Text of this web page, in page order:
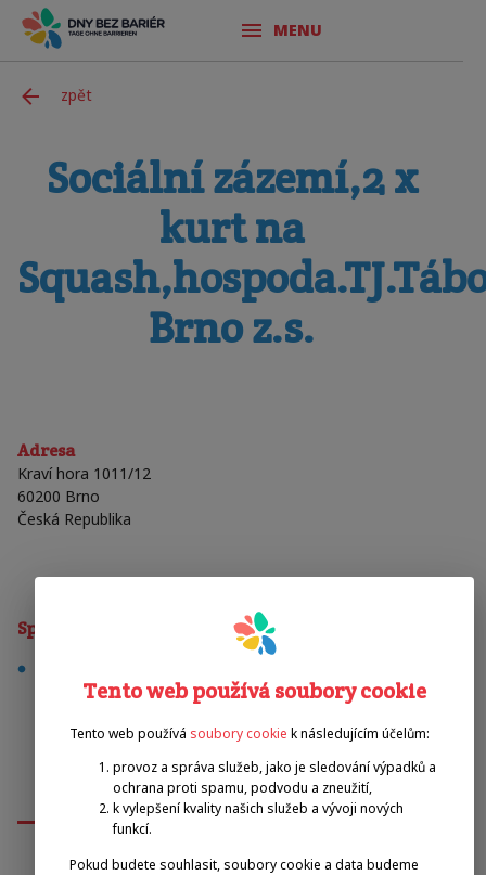
MENU
zpět
Sociální zázemí,2 x
kurt na
Brno z.s.
Adresa
Kraví hora 1011/12
60200 Brno
Česká Republika
Sporty
Tento web používá soubory cookie
Tento web používá soubory cookie k následujícím účelům:
provoz a správa služeb, jako je sledování výpadků a
ochrana proti spamu, podvodu a zneužití,
k vylepšení kvality našich služeb a vývoji nových
funkcí.
Pokud budete souhlasit, soubory cookie a data budeme